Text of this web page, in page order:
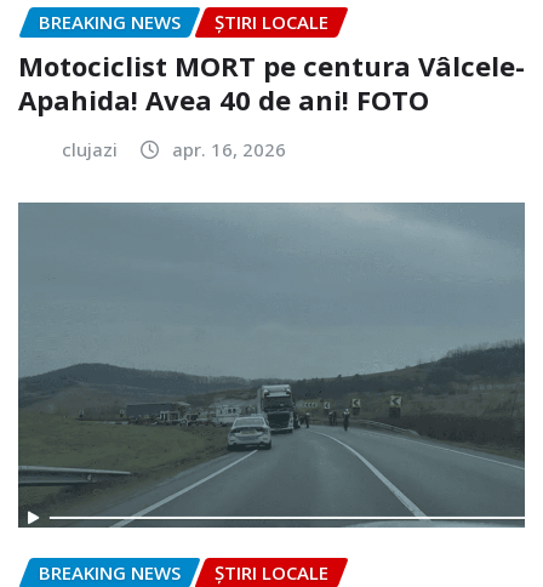
BREAKING NEWS ȘTIRI LOCALE
Motociclist MORT pe centura Vâlcele-
Apahida! Avea 40 de ani! FOTO
clujazi apr. 16, 2026
BREAKING NEWS ȘTIRI LOCALE